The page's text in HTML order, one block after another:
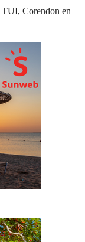
Corendon en